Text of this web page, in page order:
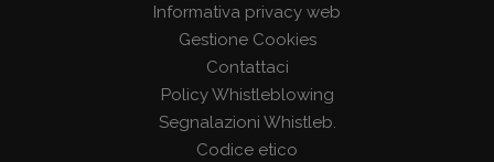
Informativa privacy web
Gestione Cookies
Contattaci
Policy Whistleblowing
Segnalazioni Whistleb.
Codice etico